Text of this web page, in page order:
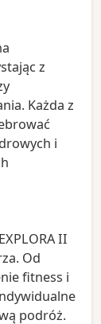
z
Każda z
i
II
Od
fitness i
podróż.